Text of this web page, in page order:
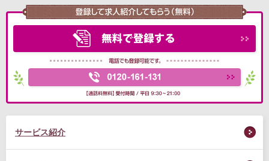
サービス紹介